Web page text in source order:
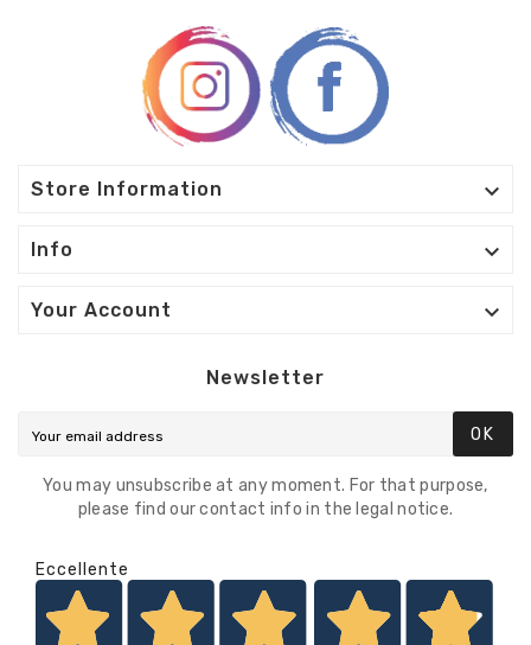
Store Information 
Info 
Your Account 
Newsletter
OK
You may unsubscribe at any moment. For that purpose,
please find our contact info in the legal notice.
Eccellente